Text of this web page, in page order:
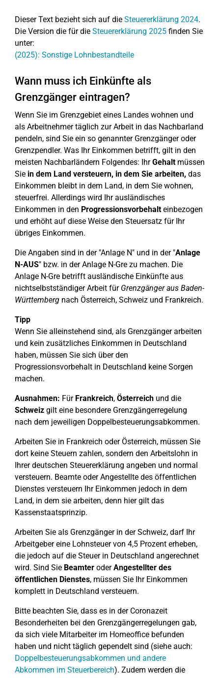
Dieser Text bezieht sich auf die Steuererklärung 2024.
Die Version die für die Steuererklärung 2025 finden Sie
unter:
(2025): Sonstige Lohnbestandteile
Wann muss ich Einkünfte als
Grenzgänger eintragen?
Wenn Sie im Grenzgebiet eines Landes wohnen und
als Arbeitnehmer täglich zur Arbeit in das Nachbarland
pendeln, sind Sie ein so genannter Grenzgänger oder
Grenzpendler. Was Ihr Einkommen betrifft, gilt in den
meisten Nachbarländern Folgendes: IhrGehaltmüssen
Sie in dem Land versteuern, in dem Sie arbeiten, das
Einkommen bleibt in dem Land, in dem Sie wohnen,
steuerfrei. Allerdings wird Ihr ausländisches
Einkommen in den Progressionsvorbehalteinbezogen
und erhöht auf diese Weise den Steuersatz für Ihr
übriges Einkommen.
Die Angaben sind in der "Anlage N" und in der "Anlage
N-AUS" bzw. in der Anlage N-Gre zu machen. Die
Anlage N-Gre betrifft ausländische Einkünfte aus
nichtselbstständiger Arbeit für Grenzgänger aus Baden-
Württemberg nach Österreich, Schweiz und Frankreich.
Tipp
Wenn Sie alleinstehend sind, als Grenzgänger arbeiten
und kein zusätzliches Einkommen in Deutschland
haben, müssen Sie sich über den
Progressionsvorbehalt in Deutschland keine Sorgen
machen.
Ausnahmen: Für Frankreich, Österreich und die
Schweiz gilt eine besondere Grenzgängerregelung
nach dem jeweiligen Doppelbesteuerungsabkommen.
Arbeiten Sie in Frankreich oder Österreich, müssen Sie
dort keine Steuern zahlen, sondern den Arbeitslohn in
Ihrer deutschen Steuererklärung angeben und normal
versteuern. Beamte oder Angestellte des öffentlichen
Dienstes versteuern Ihr Einkommen jedoch in dem
Land, in dem sie arbeiten, denn hier gilt das
Kassenstaatsprinzip.
Arbeiten Sie als Grenzgänger in der Schweiz, darf Ihr
Arbeitgeber eine Lohnsteuer von 4,5 Prozent erheben,
die jedoch auf die Steuer in Deutschland angerechnet
wird. Sind Sie Beamter oderAngestellter des
öffentlichen Dienstes, müssen Sie Ihr Einkommen
komplett in Deutschland versteuern.
Bitte beachten Sie, dass es in der Coronazeit
Besonderheiten bei den Grenzgängerregelungen gab,
da sich viele Mitarbeiter im Homeoffice befunden
haben und nicht täglich gependelt sind (siehe auch:
Doppelbesteuerungsabkommen und andere
Abkommen im Steuerbereich). Zudem werden die